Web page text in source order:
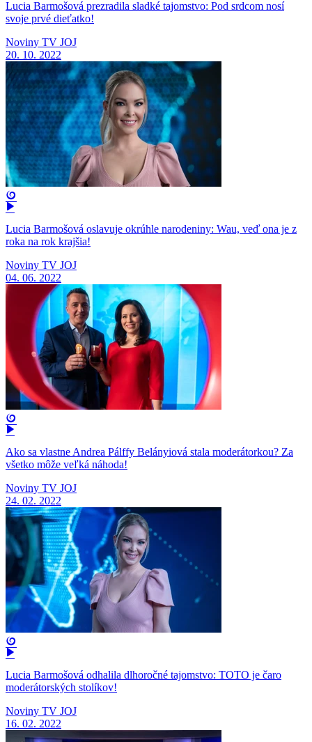
Lucia Barmošová prezradila sladké tajomstvo: Pod srdcom nosí
svoje prvé dieťatko!
Noviny TV JOJ
20. 10. 2022
Lucia Barmošová oslavuje okrúhle narodeniny: Wau, veď ona je z
roka na rok krajšia!
Noviny TV JOJ
04. 06. 2022
Ako sa vlastne Andrea Pálffy Belányiová stala moderátorkou? Za
všetko môže veľká náhoda!
Noviny TV JOJ
24. 02. 2022
Lucia Barmošová odhalila dlhoročné tajomstvo: TOTO je čaro
moderátorských stolíkov!
Noviny TV JOJ
16. 02. 2022